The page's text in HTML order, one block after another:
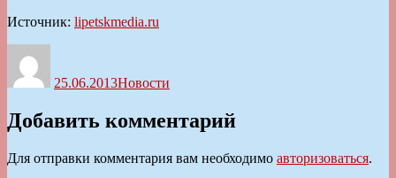
Источник: lipetskmedia.ru
25.06.2013Новости
Добавить комментарий
Для отправки комментария вам необходимо авторизоваться.